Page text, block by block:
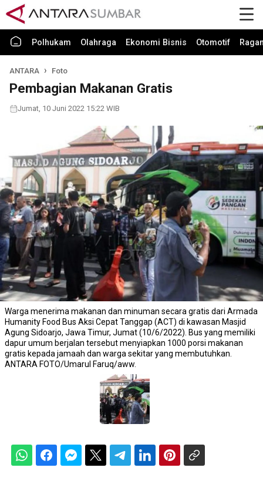
Polhukam Olahraga Ekonomi Bisnis Otomotif
ANTARA Foto
Pembagian Makanan Gratis
Jumat, 10 Juni 2022 15:22 WIB
Warga menerima makanan dan minuman secara gratis dari Armada
Humanity Food Bus Aksi Cepat Tanggap (ACT) di kawasan Masjid
Agung Sidoarjo, Jawa Timur, Jumat (10/6/2022). Bus yang memiliki
dapur umum berjalan tersebut menyiapkan 1000 porsi makanan
gratis kepada jamaah dan warga sekitar yang membutuhkan.
ANTARA FOTO/Umarul Faruq/aww.